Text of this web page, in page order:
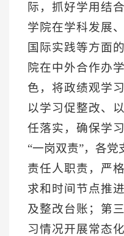
际，抓好学用结
学院在学科发展
国际实践等方面
院在中外合作办
色，将政绩观学
以学习促整改、
任落实，确保学
“一岗双责”，各
责任人职责，严
求和时间节点推
及整改台账；第
习情况开展常态